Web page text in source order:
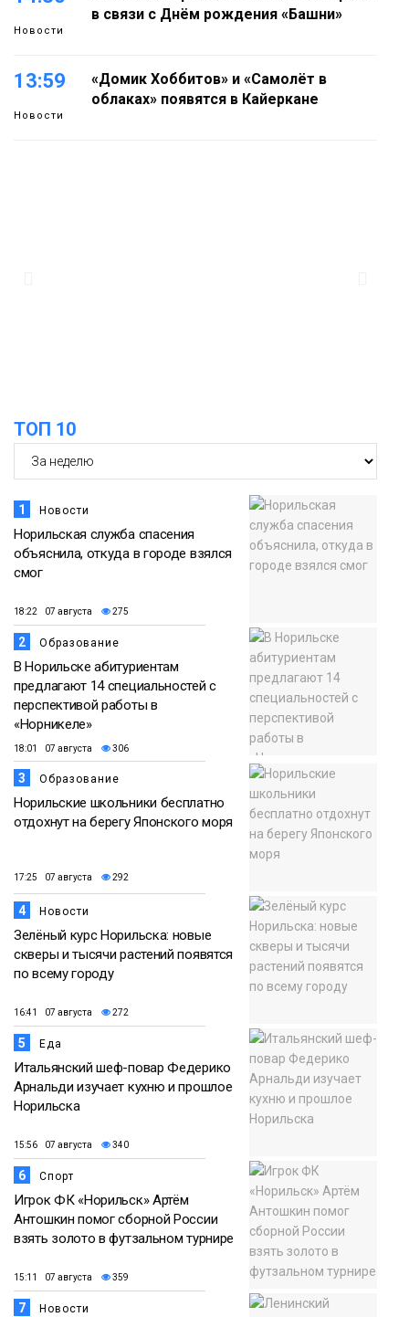
Новости
в связи с Днём рождения «Башни»
13:59
Новости
«Домик Хоббитов» и «Самолёт в
облаках» появятся в Кайеркане
ТОП 10
1 Новости
Норильская служба спасения
объяснила, откуда в городе взялся
смог
18:22 07 августа 275
2 Образование
В Норильске абитуриентам
предлагают 14 специальностей с
перспективой работы в
«Норникеле»
18:01 07 августа 306
3 Образование
Норильские школьники бесплатно
отдохнут на берегу Японского моря
17:25 07 августа 292
4 Новости
Зелёный курс Норильска: новые
скверы и тысячи растений появятся
по всему городу
16:41 07 августа 272
5 Еда
Итальянский шеф-повар Федерико
Арнальди изучает кухню и прошлое
Норильска
15:56 07 августа 340
6 Спорт
Игрок ФК «Норильск» Артём
Антошкин помог сборной России
взять золото в футзальном турнире
15:11 07 августа 359
7 Новости